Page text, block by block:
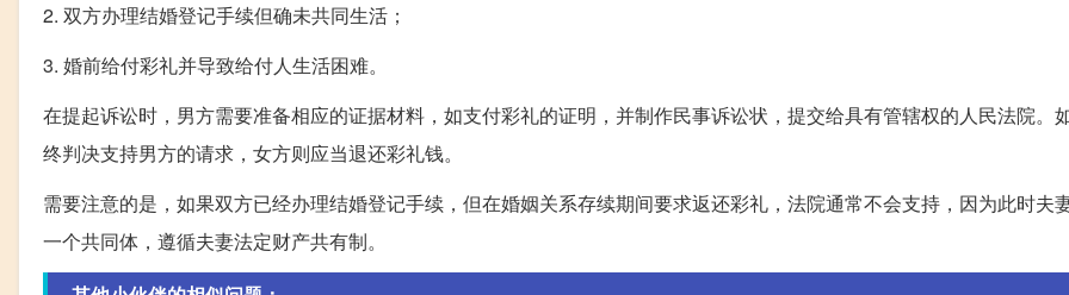
2. 双方办理结婚登记手续但确未共同生活；
3. 婚前给付彩礼并导致给付人生活困难。
在提起诉讼时，男方需要准备相应的证据材料，如支付彩礼的证明，并制作民事诉讼状，提交给具有管辖权的人民法院。
终判决支持男方的请求，女方则应当退还彩礼钱。
需要注意的是，如果双方已经办理结婚登记手续，但在婚姻关系存续期间要求返还彩礼，法院通常不会支持，因为此时夫
一个共同体，遵循夫妻法定财产共有制。